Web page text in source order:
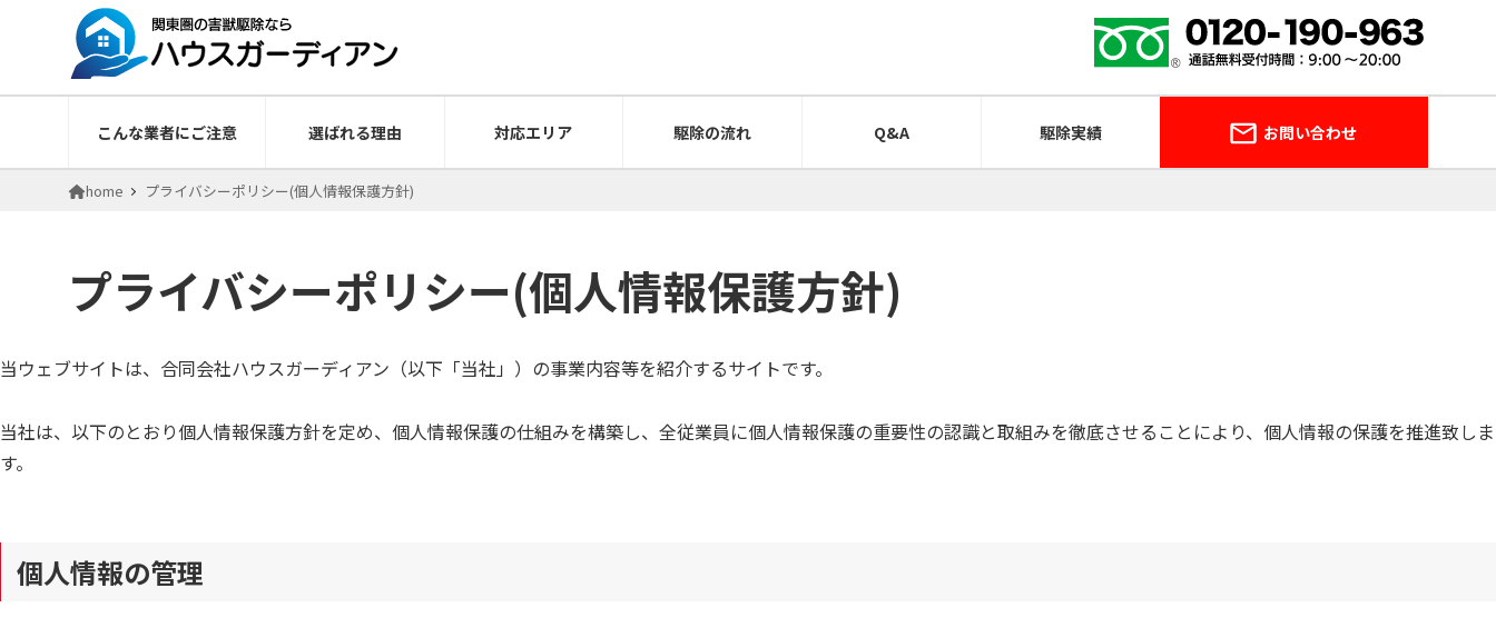
こんな業者にご注意 選ばれる理由 対応エリア 駆除の流れ Q&A 駆除実績 お問い合わせ
home プライバシーポリシー(個人情報保護方針)
プライバシーポリシー(個人情報保護方針)
当ウェブサイトは、合同会社ハウスガーディアン（以下「当社」）の事業内容等を紹介するサイトです。
当社は、以下のとおり個人情報保護方針を定め、個人情報保護の仕組みを構築し、全従業員に個人情報保護の重要性の認識と取組みを徹底させることにより、個人情報の保護を推進致しま
す。
個人情報の管理